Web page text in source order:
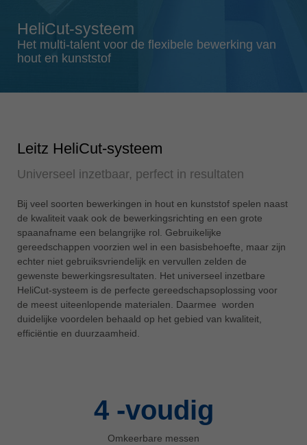
Slovenija
slovenski
türkçe
USA
english
Việt Nam
tiếng việt
中国
中文
ประเทศไทย
HeliCut-systeem
Het multi-talent voor de flexibele bewerking van
hout en kunststof
Leitz HeliCut-systeem
Universeel inzetbaar, perfect in resultaten
Bij veel soorten bewerkingen in hout en kunststof spelen naast
de kwaliteit vaak ook de bewerkingsrichting en een grote
spaanafname een belangrijke rol. Gebruikelijke
gereedschappen voorzien wel in een basisbehoefte, maar zijn
echter niet gebruiksvriendelijk en vervullen zelden de
gewenste bewerkingsresultaten. Het universeel inzetbare
HeliCut-systeem is de perfecte gereedschapsoplossing voor
de meest uiteenlopende materialen. Daarmee worden
duidelijke voordelen behaald op het gebied van kwaliteit,
efficiëntie en duurzaamheid.
4 -voudig
Omkeerbare messen